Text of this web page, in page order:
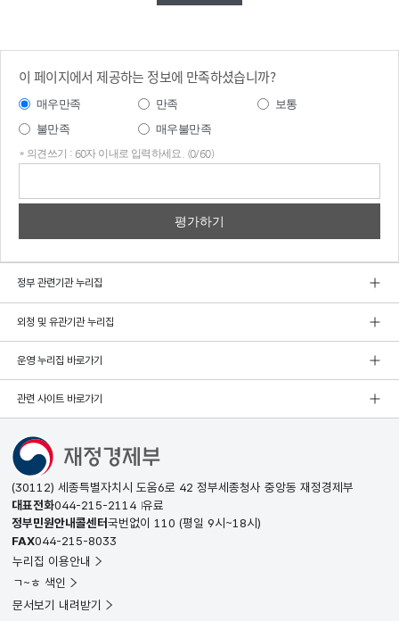
이 페이지에서 제공하는 정보에 만족하셨습니까?
매우만족 만족
보통
불만족
매우불만족
* 의견쓰기 : 60자 이내로 입력하세요. (0/60)
정부 관련기관 누리집
외청 및 유관기관 누리집
운영 누리집 바로가기
관련 사이트 바로가기
(30112) 세종특별자치시 도움6로 42 정부세종청사 중앙동 재정경제부
대표전화044-215-2114 유료
정부민원안내콜센터국번없이 110 (평일 9시~18시)
FAX044-215-8033
누리집 이용안내
ㄱ~ㅎ 색인
문서보기 내려받기